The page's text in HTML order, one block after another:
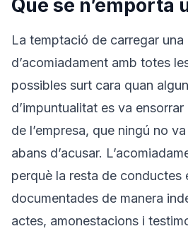
Què se n’emporta
La temptació de carregar una
d’acomiadament amb totes
possibles surt cara quan
d’impuntualitat es va
de l’empresa, que ningú no
abans d’acusar.
perquè la resta de conductes
documentades de manera
actes, amonestacions i